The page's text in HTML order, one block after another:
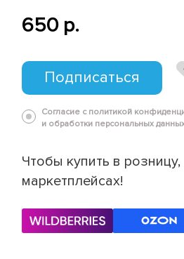
650 p.
Подписаться
Согласие с политикой
и обработки персональных
Чтобы купить в
маркетплейсах!